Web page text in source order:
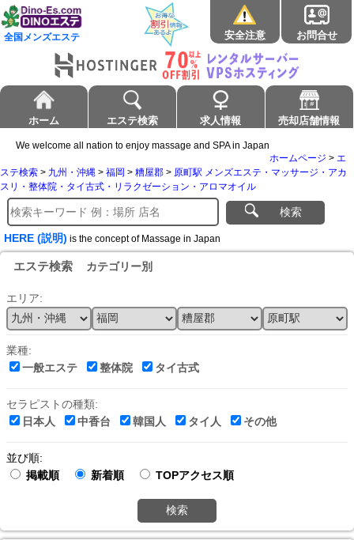
全国メンズエステ 安全注意 お問合せ
ホーム エステ検索 求人情報 売却店舗情報
We welcome all nation to enjoy massage and SPA in Japan
ホームページ > エ
ステ検索 > 九州・沖縄 > 福岡 > 糟屋郡 > 原町駅 メンズエステ・マッサージ・アカ
スリ・整体院・タイ古式・リラクゼーション・アロマオイル
検索
HERE (説明) is the concept of Massage in Japan
エステ検索 カテゴリー別
エリア:
業種:
一般エステ
整体院 タイ古式
セラピストの種類:
日本人
中香台 韓国人 タイ人 その他
並び順:
掲載順
新着順 TOPアクセス順
検索